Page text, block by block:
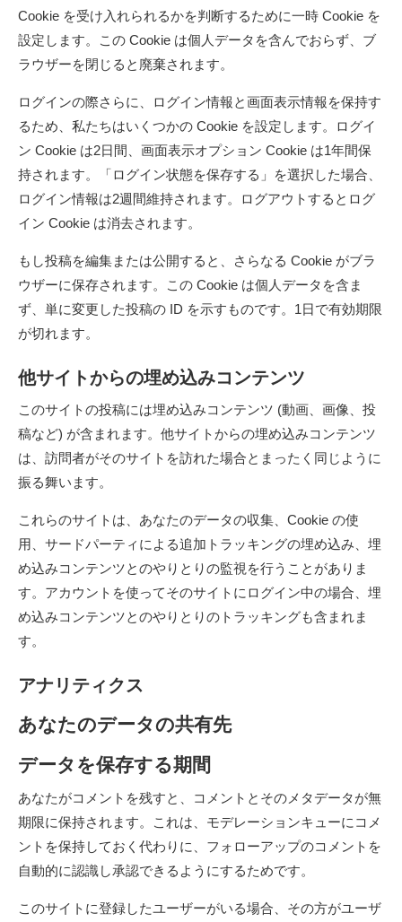
Cookie を受け入れられるかを判断するために一時 Cookie を
設定します。この Cookie は個人データを含んでおらず、ブ
ラウザーを閉じると廃棄されます。
ログインの際さらに、ログイン情報と画面表示情報を保持す
るため、私たちはいくつかの Cookie を設定します。ログイ
ン Cookie は2日間、画面表示オプション Cookie は1年間保
持されます。「ログイン状態を保存する」を選択した場合、
ログイン情報は2週間維持されます。ログアウトするとログ
イン Cookie は消去されます。
もし投稿を編集または公開すると、さらなる Cookie がブラ
ウザーに保存されます。この Cookie は個人データを含ま
ず、単に変更した投稿の ID を示すものです。1日で有効期限
が切れます。
他サイトからの埋め込みコンテンツ
このサイトの投稿には埋め込みコンテンツ (動画、画像、投
稿など) が含まれます。他サイトからの埋め込みコンテンツ
は、訪問者がそのサイトを訪れた場合とまったく同じように
振る舞います。
これらのサイトは、あなたのデータの収集、Cookie の使
用、サードパーティによる追加トラッキングの埋め込み、埋
め込みコンテンツとのやりとりの監視を行うことがありま
す。アカウントを使ってそのサイトにログイン中の場合、埋
め込みコンテンツとのやりとりのトラッキングも含まれま
す。
アナリティクス
あなたのデータの共有先
データを保存する期間
あなたがコメントを残すと、コメントとそのメタデータが無
期限に保持されます。これは、モデレーションキューにコメ
ントを保持しておく代わりに、フォローアップのコメントを
自動的に認識し承認できるようにするためです。
このサイトに登録したユーザーがいる場合、その方がユーザ